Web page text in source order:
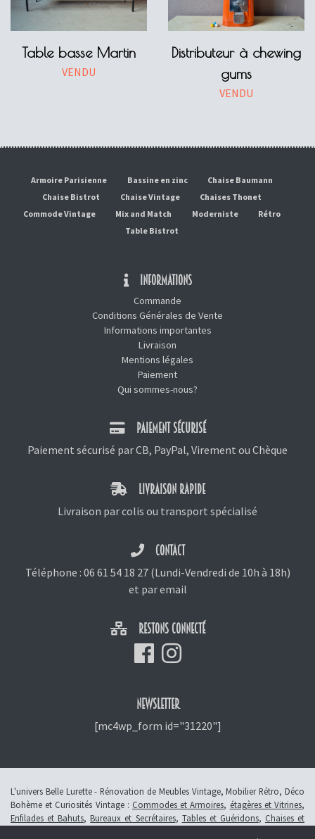
Table basse Martin
VENDU
Distributeur à chewing
gums
VENDU
Armoire Parisienne Bassine en zinc
Chaise Baumann
Chaise Bistrot
Chaise Vintage
Chaises Thonet
Commode Vintage
Mix and Match Moderniste
Rétro
Table Bistrot
INFORMATIONS
Commande
Conditions Générales de Vente
Informations importantes
Livraison
Mentions légales
Paiement
Qui sommes-nous?
PAIEMENT SÉCURISÉ
Paiement sécurisé par CB, PayPal, Virement ou Chèque
LIVRAISON RAPIDE
Livraison par colis ou transport spécialisé
CONTACT
Téléphone : 06 61 54 18 27(Lundi-Vendredi de 10h à 18h)
et par email
RESTONS CONNECTÉ
NEWSLETTER
[mc4wp_form id="31220"]
L'univers Belle Lurette - Rénovation de Meubles Vintage, Mobilier Rétro, Déco
Bohème et Curiosités Vintage : Commodes et Armoires, étagères et Vitrines,
Enfilades et Bahuts,Bureaux et Secrétaires, Tables et Guéridons, Chaises et